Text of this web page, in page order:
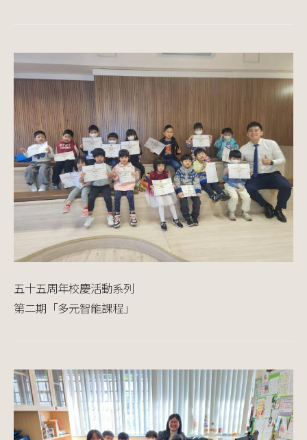
五十五周年校慶活動系列
第二期「多元智能課程」